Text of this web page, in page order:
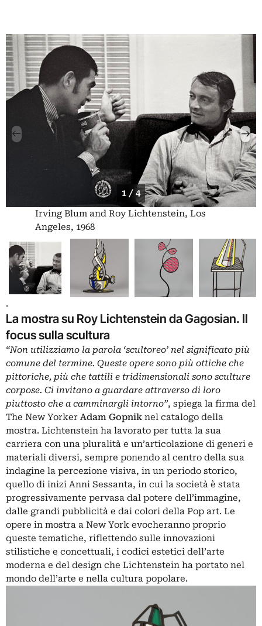
1 / 4
Irving Blum and Roy Lichtenstein, Los
Angeles, 1968
.
La mostra su Roy Lichtenstein da Gagosian. Il
focus sulla scultura
“Non utilizziamo la parola ‘scultoreo’ nel significato più
comune del termine. Queste opere sono più ottiche che
pittoriche, più che tattili e tridimensionali sono sculture
corpose. Ci invitano a guardare attraverso di loro
piuttosto che a camminargli intorno”, spiega la firma del
The New Yorker Adam Gopnik nel catalogo della
mostra. Lichtenstein ha lavorato per tutta la sua
carriera con una pluralità e un’articolazione di generi e
materiali diversi, sempre ponendo al centro della sua
indagine la percezione visiva, in un periodo storico,
quello di inizi Anni Sessanta, in cui la società è stata
progressivamente pervasa dal potere dell’immagine,
dalle grandi pubblicità e dai colori della Pop art. Le
opere in mostra a New York evocheranno proprio
queste tematiche, riflettendo sulle innovazioni
stilistiche e concettuali, i codici estetici dell’arte
moderna e del design che Lichtenstein ha portato nel
mondo dell’arte e nella cultura popolare.